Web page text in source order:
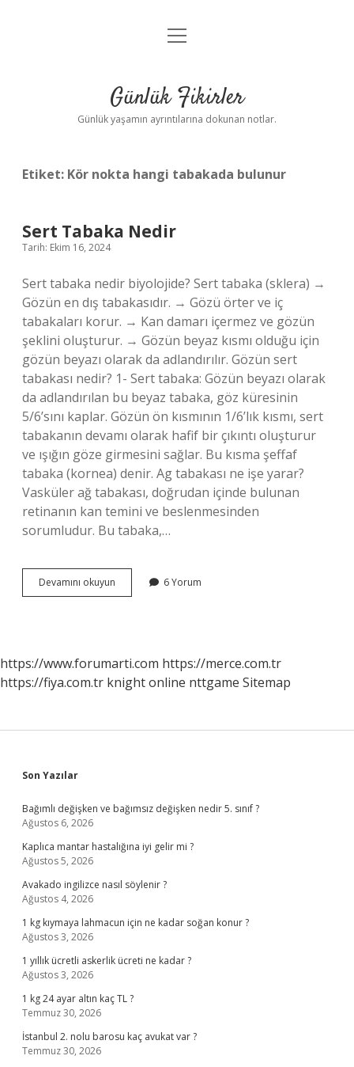
Anasayfa
Yasal Uyarı
menüyü
Günlük Fikirler
Günlük yaşamın ayrıntılarına dokunan notlar.
Etiket: Kör nokta hangi tabakada bulunur
Sert Tabaka Nedir
Tarih: Ekim 16, 2024
Sert tabaka nedir biyolojide? Sert tabaka (sklera) →
Gözün en dış tabakasıdır. → Gözü örter ve iç
tabakaları korur. → Kan damarı içermez ve gözün
şeklini oluşturur. → Gözün beyaz kısmı olduğu için
gözün beyazı olarak da adlandırılır. Gözün sert
tabakası nedir? 1- Sert tabaka: Gözün beyazı olarak
da adlandırılan bu beyaz tabaka, göz küresinin
5/6’sını kaplar. Gözün ön kısmının 1/6’lık kısmı, sert
tabakanın devamı olarak hafif bir çıkıntı oluşturur
ve ışığın göze girmesini sağlar. Bu kısma şeffaf
tabaka (kornea) denir. Ag tabakası ne işe yarar?
Vasküler ağ tabakası, doğrudan içinde bulunan
retinanın kan temini ve beslenmesinden
sorumludur. Bu tabaka,…
Devamını okuyun
Tabaka
6 Yorum
https://www.forumarti.com https://merce.com.tr
https://fiya.com.tr knight online nttgame Sitemap
Sidebar
Son Yazılar
Bağımlı değişken ve bağımsız değişken nedir 5. sınıf ?
Ağustos 6, 2026
Kaplıca mantar hastalığına iyi gelir mi ?
Ağustos 5, 2026
Avakado ingilizce nasıl söylenir ?
Ağustos 4, 2026
1 kg kıymaya lahmacun için ne kadar soğan konur ?
Ağustos 3, 2026
1 yıllık ücretli askerlik ücreti ne kadar ?
Ağustos 3, 2026
1 kg 24 ayar altın kaç TL ?
Temmuz 30, 2026
İstanbul 2. nolu barosu kaç avukat var ?
Temmuz 30, 2026